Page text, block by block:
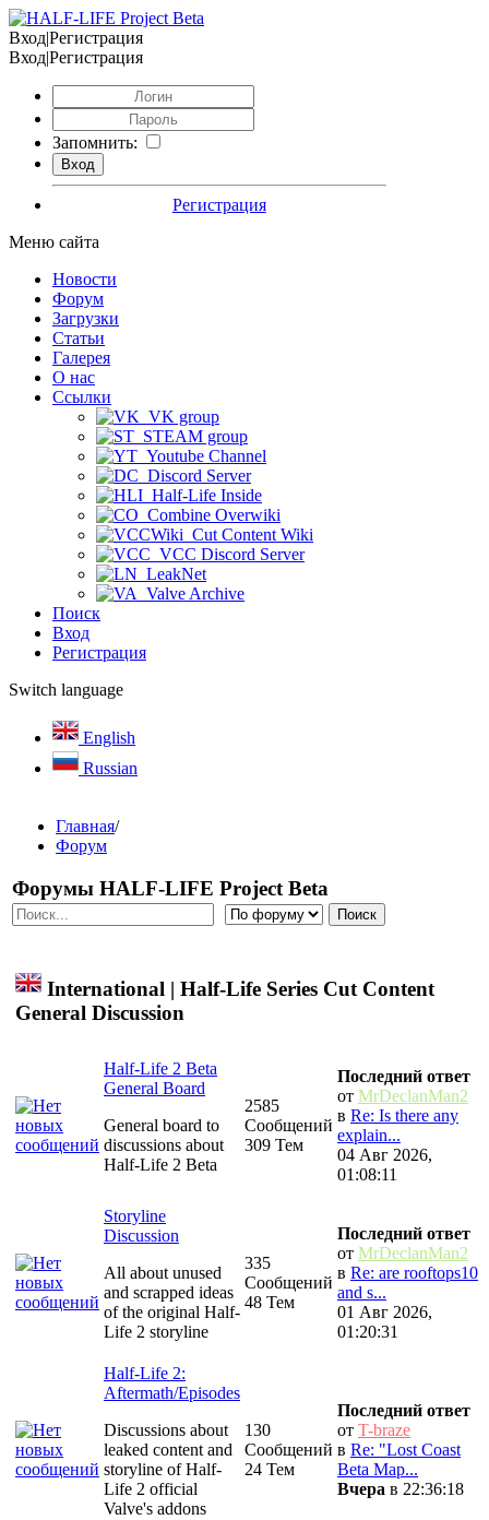
Вход|Регистрация
Вход|Регистрация
Запомнить:
Регистрация
Меню сайта
Новости
Форум
Загрузки
Статьи
Галерея
О нас
Ссылки
VK group
STEAM group
Youtube Channel
Discord Server
Half-Life Inside
Combine Overwiki
Cut Content Wiki
VCC Discord Server
LeakNet
Valve Archive
Поиск
Вход
Регистрация
Switch language
English
Russian
Главная/
Форум
Форумы HALF-LIFE Project Beta
International | Half-Life Series Cut Content
General Discussion
Half-Life 2 Beta
General Board
General board to
discussions about
Half-Life 2 Beta
2585
Сообщений
309 Тем
Последний ответ
от MrDeclanMan2
в Re: Is there any
explain...
04 Авг 2026,
01:08:11
Storyline
Discussion
All about unused
and scrapped ideas
of the original Half-
Life 2 storyline
335
Сообщений
48 Тем
Последний ответ
от MrDeclanMan2
в Re: are rooftops10
and s...
01 Авг 2026,
01:20:31
Half-Life 2:
Aftermath/Episodes
Discussions about
leaked content and
storyline of Half-
Life 2 official
Valve's addons
130
Сообщений
24 Тем
Последний ответ
от T-braze
в Re: "Lost Coast
Beta Map...
Вчера в 22:36:18